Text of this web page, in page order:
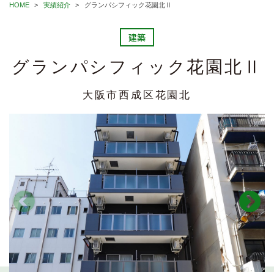
HOME 実績紹介 グランパシフィック花園北Ⅱ
建築
グランパシフィック花園北Ⅱ
大阪市西成区花園北